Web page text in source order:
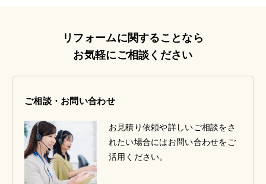
リフォームに関することなら
お気軽にご相談ください
ご相談・お問い合わせ
お見積り依頼や詳しいご相談をさ
れたい場合にはお問い合わせをご
活用ください。